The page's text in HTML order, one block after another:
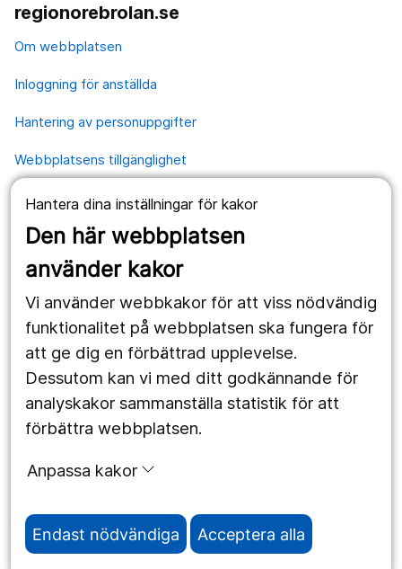
Hantera dina inställningar för kakor
Den här webbplatsen
använder kakor
Vi använder webbkakor för att viss nödvändig
funktionalitet på webbplatsen ska fungera för
att ge dig en förbättrad upplevelse.
Dessutom kan vi med ditt godkännande för
analyskakor sammanställa statistik för att
förbättra webbplatsen.
Anpassa kakor
Endast nödvändiga Acceptera alla
regionorebrolan.se
Om webbplatsen
Inloggning för anställda
Hantering av personuppgifter
Webbplatsens tillgänglighet
Våra webbplatser
1177.se
Region Örebro län
Följ oss
Facebook